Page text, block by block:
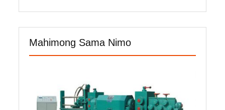
Mahimong Sama Nimo